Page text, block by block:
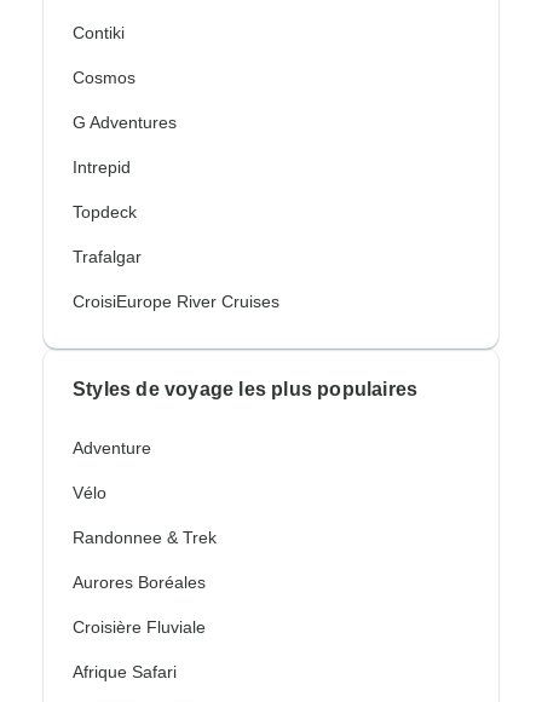
Contiki
Cosmos
G Adventures
Intrepid
Topdeck
Trafalgar
CroisiEurope River Cruises
Styles de voyage les plus populaires
Adventure
Vélo
Randonnee & Trek
Aurores Boréales
Croisière Fluviale
Afrique Safari